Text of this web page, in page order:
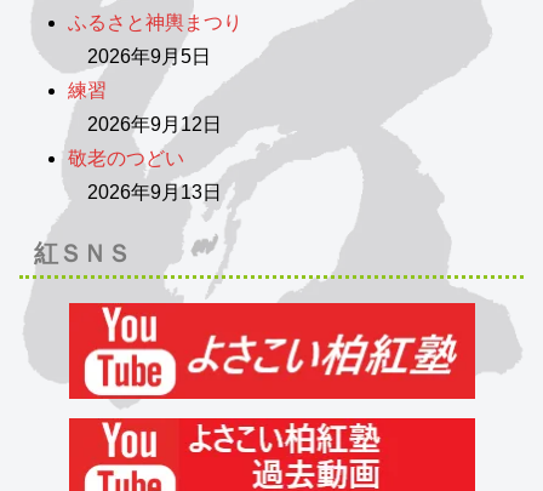
ふるさと神輿まつり
2026年9月5日
練習
2026年9月12日
敬老のつどい
2026年9月13日
紅ＳＮＳ